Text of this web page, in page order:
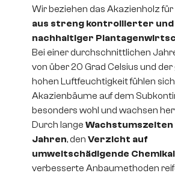
Wir beziehen das Akazienholz
aus streng kontrollierter und
nachhaltiger
Bei einer durchschnittlichen
von über 20 Grad Celsius und
hohen Luftfeuchtigkeit fühlen sich
Akazienbäume auf dem
besonders wohl und wachsen
Durch lange Wachstumszeiten
Jahren, den Verzicht auf
umweltschädigende
verbesserte Anbaumethoden